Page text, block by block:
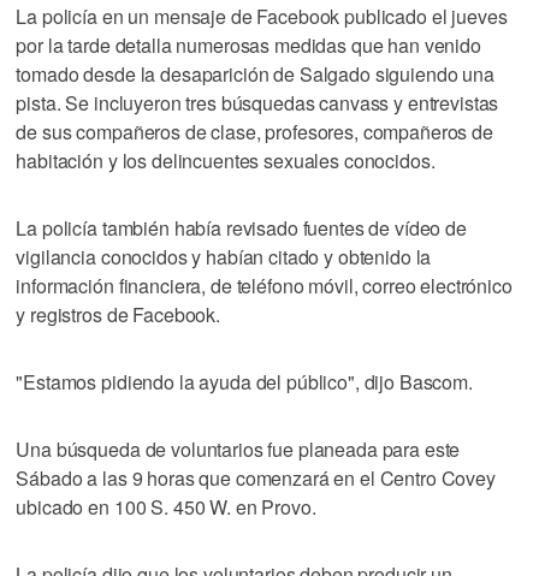
La policía en un mensaje de Facebook publicado el jueves
por la tarde detalla numerosas medidas que han venido
tomado desde la desaparición de Salgado siguiendo una
pista. Se incluyeron tres búsquedas canvass y entrevistas
de sus compañeros de clase, profesores, compañeros de
habitación y los delincuentes sexuales conocidos.
La policía también había revisado fuentes de vídeo de
vigilancia conocidos y habían citado y obtenido la
información financiera, de teléfono móvil, correo electrónico
y registros de Facebook.
"Estamos pidiendo la ayuda del público", dijo Bascom.
Una búsqueda de voluntarios fue planeada para este
Sábado a las 9 horas que comenzará en el Centro Covey
ubicado en 100 S. 450 W. en Provo.